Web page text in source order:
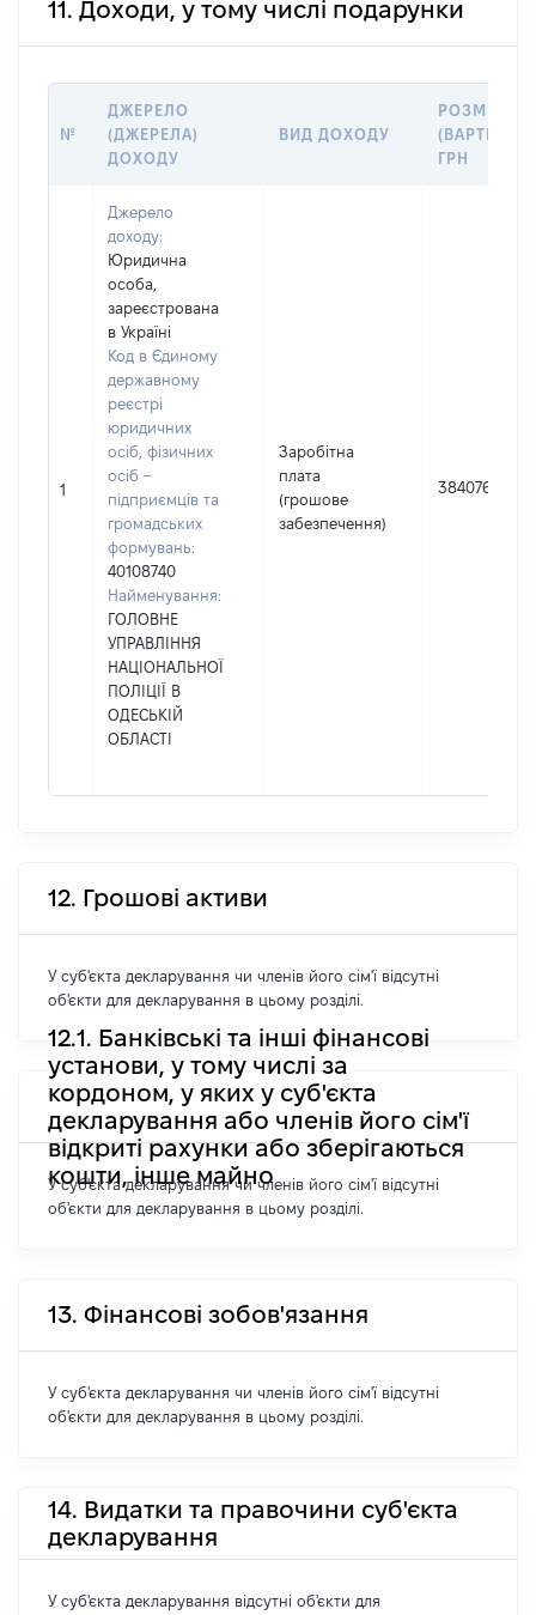
11. Доходи, у тому числі подарунки
№
ДЖЕРЕЛО
(ДЖЕРЕЛА)
ДОХОДУ
ВИД ДОХОДУ
РОЗМІР
(ВАРТІСТЬ),
ГРН
1
Джерело
доходу:
Юридична
особа,
зареєстрована
в Україні
Код в Єдиному
державному
реєстрі
юридичних
осіб, фізичних
осіб –
підприємців та
громадських
формувань:
40108740
Найменування:
ГОЛОВНЕ
УПРАВЛІННЯ
НАЦІОНАЛЬНОЇ
ПОЛІЦІЇ В
ОДЕСЬКІЙ
ОБЛАСТІ
Заробітна
плата
(грошове
забезпечення)
384076
12. Грошові активи
У суб'єкта декларування чи членів його сім'ї відсутні
об'єкти для декларування в цьому розділі.
12.1. Банківські та інші фінансові
установи, у тому числі за
кордоном, у яких у суб'єкта
декларування або членів його сім'ї
відкриті рахунки або зберігаються
кошти, інше майно
У суб'єкта декларування чи членів його сім'ї відсутні
об'єкти для декларування в цьому розділі.
13. Фінансові зобов'язання
У суб'єкта декларування чи членів його сім'ї відсутні
об'єкти для декларування в цьому розділі.
14. Видатки та правочини суб'єкта
декларування
У суб'єкта декларування відсутні об'єкти для